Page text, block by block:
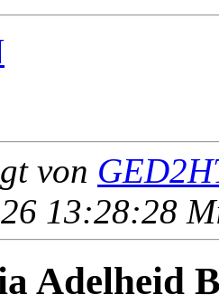
von
13:28:28
Adelheid